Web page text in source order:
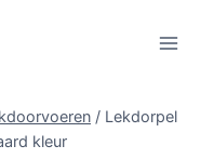
/ Lekdorpel
kleur